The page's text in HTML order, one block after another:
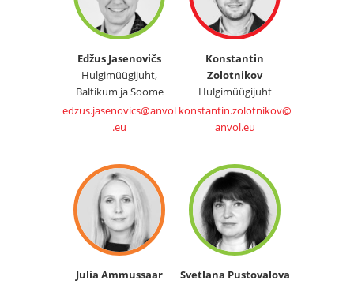
Edžus Jasenovičs
Hulgimüügijuht,
Baltikum ja Soome
edzus.jasenovics@anvol
.eu
Konstantin
Zolotnikov
Hulgimüügijuht
konstantin.zolotnikov@
anvol.eu
Julia Ammussaar
Svetlana Pustovalova